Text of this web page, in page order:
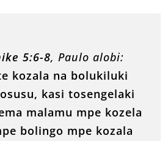
5:6-8, Paulo alobi:
kozala na bolukiluki
kasi tosengelaki
malamu mpe kozela
bolingo mpe kozala